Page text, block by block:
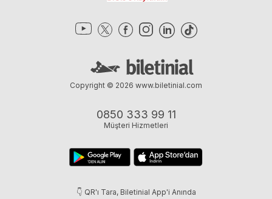
0850 333 99 11
Müşteri Hizmetleri
👇 QR'ı Tara, Biletinial App'i Anında
Copyright © 2026 www.biletinial.com